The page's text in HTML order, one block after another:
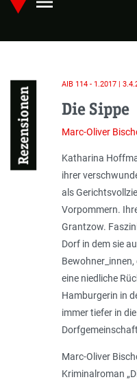
Skip
main
Rezensionen
AIB 114 - 1.2017 |
Die Sippe
Marc-Oliver
Katharina
ihrer
als
Vorpommern.
Grantzow.
Dorf in dem sie
eine niedliche
Hamburgerin in
immer tiefer in
Marc-Oliver
Kriminalroman